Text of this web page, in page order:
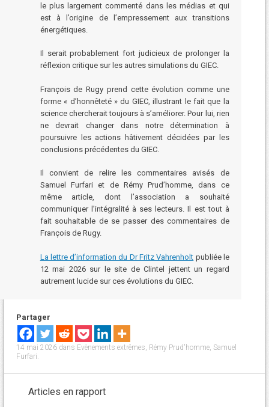
le plus largement commenté dans les médias et qui
est à l’origine de l’empressement aux transitions
énergétiques.
Il serait probablement fort judicieux de prolonger la
réflexion critique sur les autres simulations du GIEC.
François de Rugy prend cette évolution comme une
forme « d’honnêteté » du GIEC, illustrant le fait que la
science chercherait toujours à s’améliorer. Pour lui, rien
ne devrait changer dans notre détermination à
poursuivre les actions hâtivement décidées par les
conclusions précédentes du GIEC.
Il convient de relire les commentaires avisés de
Samuel Furfari et de Rémy Prud’homme, dans ce
même article, dont l’association a souhaité
communiquer l’intégralité à ses lecteurs. Il est tout à
fait souhaitable de se passer des commentaires de
François de Rugy.
La lettre d’information du Dr Fritz Vahrenholt publiée le
12 mai 2026 sur le site de Clintel jettent un regard
autrement lucide sur ces évolutions du GIEC.
Partager
14 mai 2026dans Evènements extrêmes, Rémy Prud'homme, Samuel
Furfari.
Articles en rapport